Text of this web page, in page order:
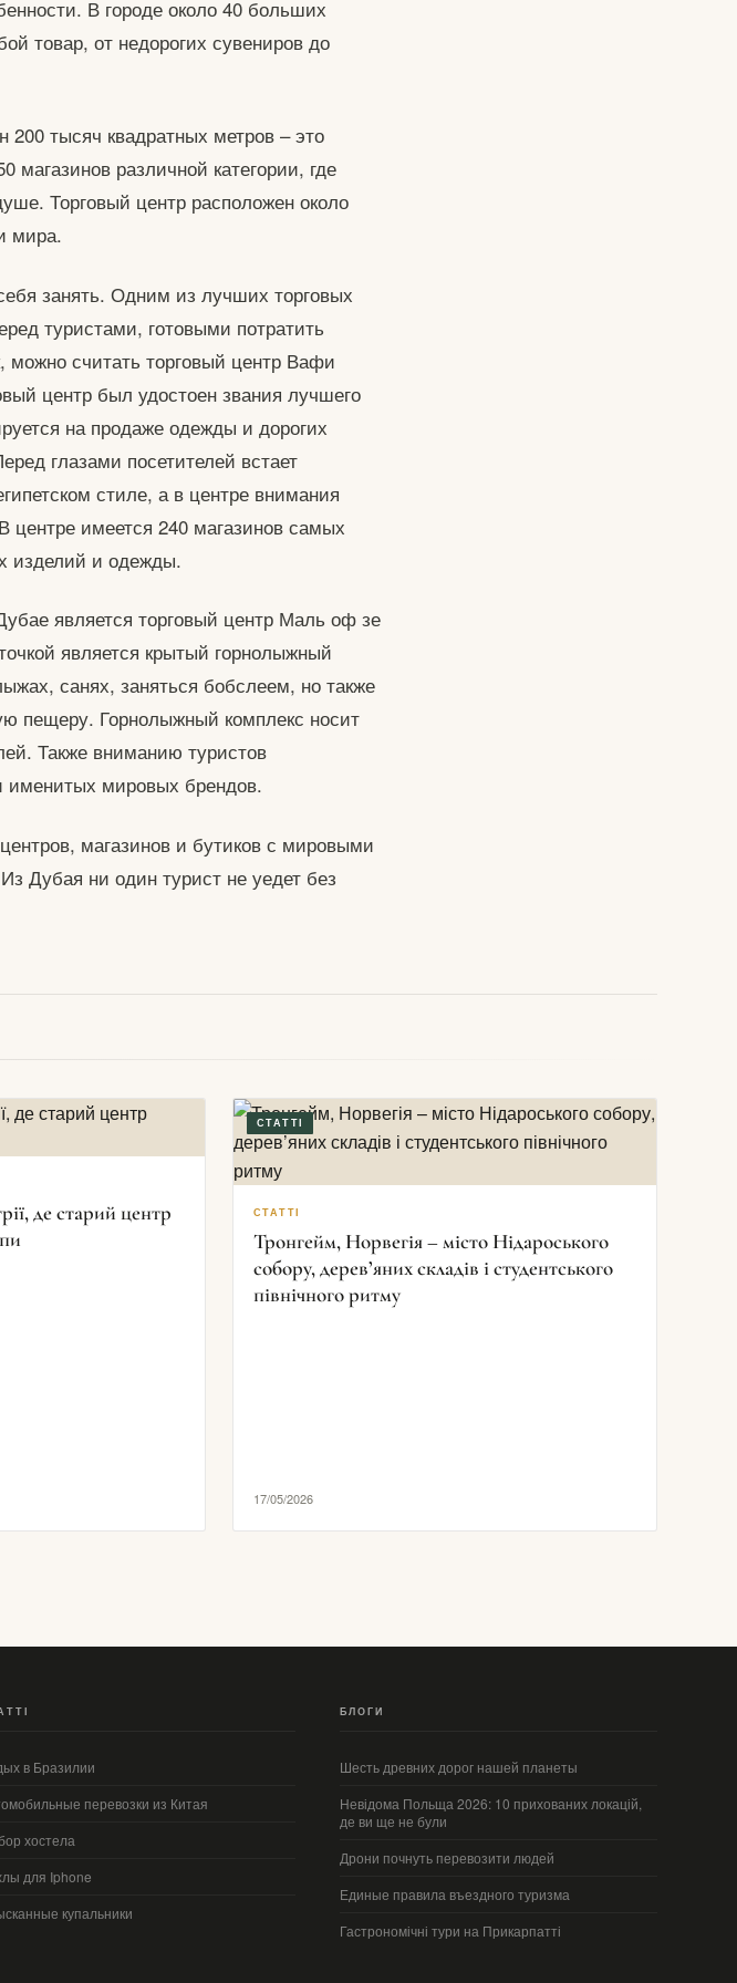
В городе около 40 больших
товар, от недорогих сувениров до
тысяч квадратных метров – это
различной категории, где
Торговый центр расположен около
мира.
занять. Одним из лучших торговых
туристами, готовыми потратить
можно считать торговый центр Вафи
центр был удостоен звания лучшего
на продаже одежды и дорогих
глазами посетителей встает
стиле, а в центре внимания
имеется 240 магазинов самых
изделий и одежды.
является торговый центр Маль оф зе
является крытый горнолыжный
санях, заняться бобслеем, но также
пещеру. Горнолыжный комплекс носит
Также вниманию туристов
именитых мировых брендов.
магазинов и бутиков с мировыми
Дубая ни один турист не уедет без
де старий центр
СТАТТІ
СТАТТІ
Тронгейм, Норвегія – місто Нідароського
собору, дерев’яних складів і студентського
північного ритму
17/05/2026
в Бразилии
перевозки из Китая
хостела
для Iphone
купальники
БЛОГИ
Шесть древних дорог нашей планеты
Невідома Польща 2026: 10 прихованих локацій,
де ви ще не були
Дрони почнуть перевозити людей
Единые правила въездного туризма
Гастрономічні тури на Прикарпатті